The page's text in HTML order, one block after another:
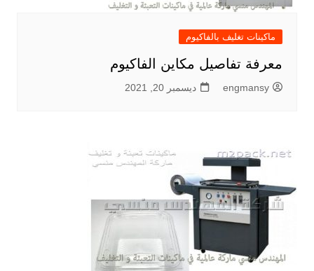
ماكينات تغليف بالفاكيوم
معرفة تفاصيل مكاين الفاكيوم
engmansy ديسمبر 20, 2021